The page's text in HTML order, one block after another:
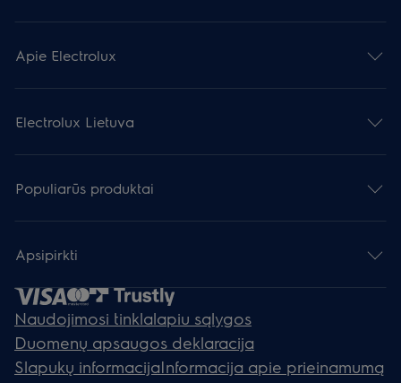
Apie Electrolux
Electrolux Lietuva
Populiarūs produktai
Apsipirkti
Naudojimosi tinklalapiu sąlygos
Duomenų apsaugos deklaracija
Slapukų informacijaInformacija apie prieinamumą